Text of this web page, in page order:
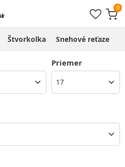
Štvorkolka Snehové reťaze
Priemer